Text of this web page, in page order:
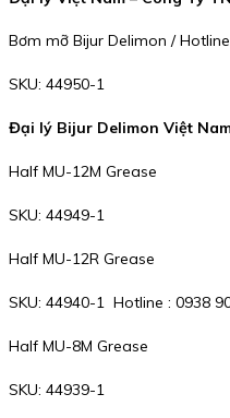
Bơm mỡ Bijur Delimon /
SKU: 44950-1
Đại lý Bijur Delimon Việt
Half MU-12M Grease
SKU: 44949-1
Half MU-12R Grease
SKU: 44940-1 Hotline : 0938
Half MU-8M Grease
SKU: 44939-1